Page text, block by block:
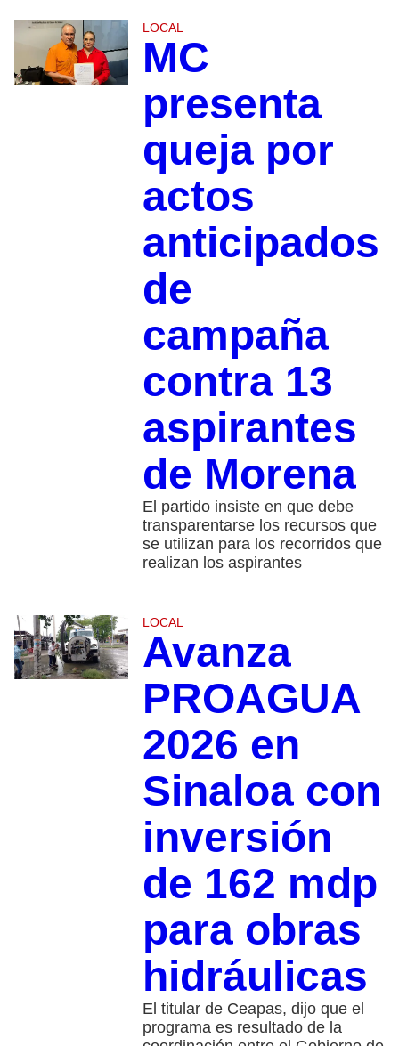
LOCAL
MC
presenta
queja por
actos
anticipados
de
campaña
contra 13
aspirantes
de Morena
El partido insiste en que debe
transparentarse los recursos que
se utilizan para los recorridos que
realizan los aspirantes
LOCAL
Avanza
PROAGUA
2026 en
Sinaloa con
inversión
de 162 mdp
para obras
hidráulicas
El titular de Ceapas, dijo que el
programa es resultado de la